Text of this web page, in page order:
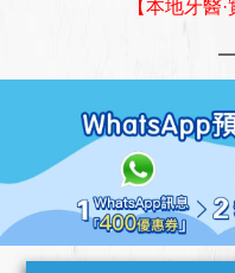
【本地牙醫